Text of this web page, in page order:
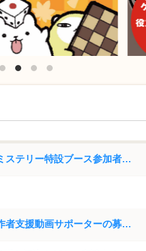
【ゲームマーケット2026秋】マーダーミステリー特設ブース参加者募集について
【ゲームマーケット2026秋】ゲーム制作者支援動画サポーターの募集について